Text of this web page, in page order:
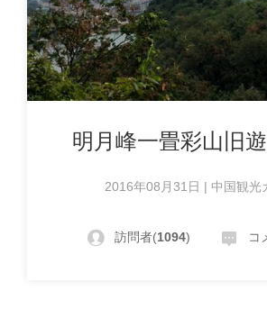
明月峰一畳彩山旧遊
2016年08月31日 | 中国観光
訪問者(1094) コ